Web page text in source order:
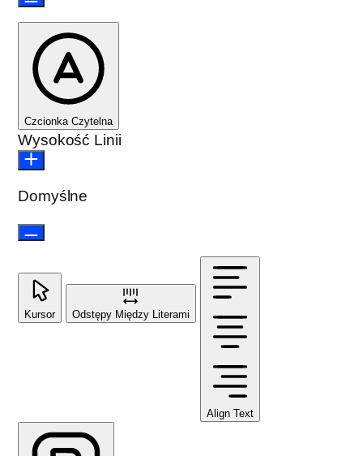
Czcionka Czytelna
Wysokość Linii
Domyślne
Kursor Odstępy Między Literami
Align Text